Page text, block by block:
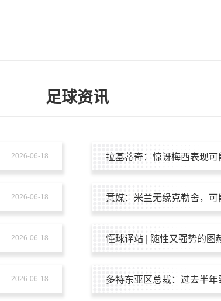
足球资讯
2026-06-18 拉基蒂奇：惊讶梅西表现
2026-06-18 意媒：米兰无缘克勒舍，
2026-06-18 懂球译站 | 随性又强势的图
2026-06-18 多特东亚区总裁：过去半